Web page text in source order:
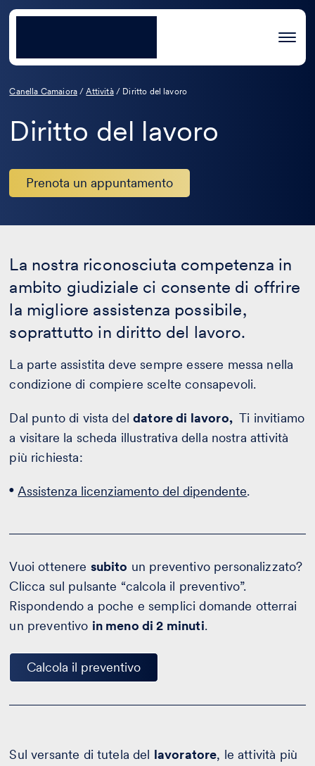
Canella Camaiora /Attività/ Diritto del lavoro
Diritto del lavoro
Prenota un appuntamento
La nostra riconosciuta competenza in
ambito giudiziale ci consente di offrire
la migliore assistenza possibile,
soprattutto in diritto del lavoro.
La parte assistita deve sempre essere messa nella
condizione di compiere scelte consapevoli.
Dal punto di vista deldatore di lavoro,Ti invitiamo
a visitare la scheda illustrativa della nostra attività
più richiesta:
Assistenza licenziamento del dipendente.
Vuoi ottenere subito un preventivo personalizzato?
Clicca sul pulsante “calcola il preventivo”.
Rispondendo a poche e semplici domande otterrai
un preventivo in meno di 2 minuti.
Calcola il preventivo
Sul versante di tutela del lavoratore, le attività più